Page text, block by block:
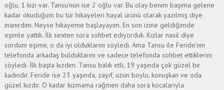
oğlu, 1 kızı var. Tansu’nun ise 2 oğlu var. Bu olay benim başıma gelene
kadar okuduğum bu tür hikayeleri hayal ürünü olarak yazılmış diye
inanırdım. Neyse hikayeme başlayayım. En son izine geldiğimde
eşimle yattık. İlk sexten sora sohbet ediyorduk. Kızlar nasıl diye
sordum eşime, o da iyi olduklarını söyledi. Ama Tansu ile Feride’nin
telefonda arkadaş bulduklarını ve sadece telefonda sohbet ettiklerini
söyledi. İlk başta kızdım. Tansu balık etli, 19 yaşında çok güzel bir
kadındır. Feride ise 23 yaşında, zayıf, uzun boylu, konuşkan ve oda
güzel kızdır. O kadar kızmama rağmen daha sora kocalarıyla